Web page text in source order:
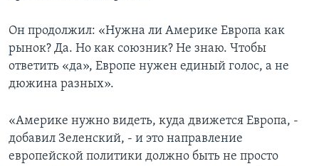
Он продолжил: «Нужна ли Америке Европа как
рынок? Да. Но как союзник? Не знаю. Чтобы
ответить «да», Европе нужен единый голос, а не
дюжина разных».
«Америке нужно видеть, куда движется Европа, -
добавил Зеленский, - и это направление
европейской политики должно быть не просто